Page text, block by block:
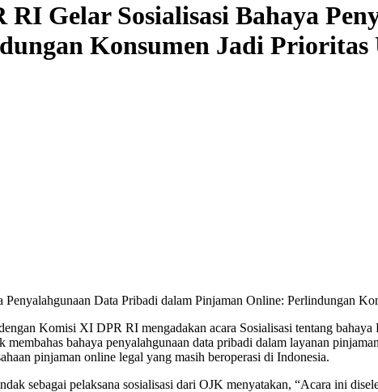
Gelar Sosialisasi Bahaya
Konsumen Jadi Prioritas
Data Pribadi dalam Pinjaman Online: Perlindungan
Komisi XI DPR RI mengadakan acara Sosialisasi tentang
bahaya penyalahgunaan data pribadi dalam layanan
pinjaman online legal yang masih beroperasi di Indonesia.
sebagai pelaksana sosialisasi dari OJK menyatakan, “Acara ini